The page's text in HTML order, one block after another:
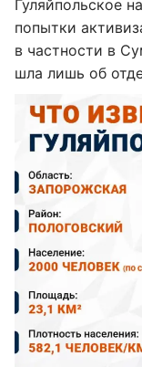
Гуляйпольское
попытки
в частности в
шла лишь об